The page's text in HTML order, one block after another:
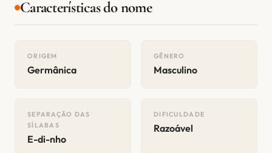
Características do nome
ORIGEM
Germânica
GÊNERO
Masculino
SEPARAÇÃO DAS
SÍLABAS
E-di-nho
DIFICULDADE
Razoável